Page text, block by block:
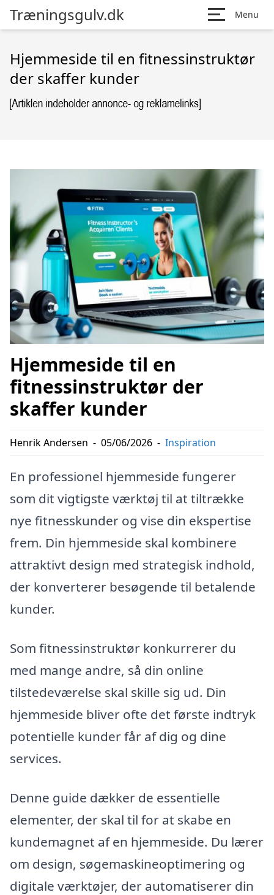
Træningsgulv.dk Menu
Hjemmeside til en fitnessinstruktør
der skaffer kunder
Hjemmeside til en
fitnessinstruktør der
skaffer kunder
Henrik Andersen - 05/06/2026 - Inspiration
En professionel hjemmeside fungerer
som dit vigtigste værktøj til at tiltrække
nye fitnesskunder og vise din ekspertise
frem. Din hjemmeside skal kombinere
attraktivt design med strategisk indhold,
der konverterer besøgende til betalende
kunder.
Som fitnessinstruktør konkurrerer du
med mange andre, så din online
tilstedeværelse skal skille sig ud. Din
hjemmeside bliver ofte det første indtryk
potentielle kunder får af dig og dine
services.
Denne guide dækker de essentielle
elementer, der skal til for at skabe en
kundemagnet af en hjemmeside. Du lærer
om design, søgemaskineoptimering og
digitale værktøjer, der automatiserer din